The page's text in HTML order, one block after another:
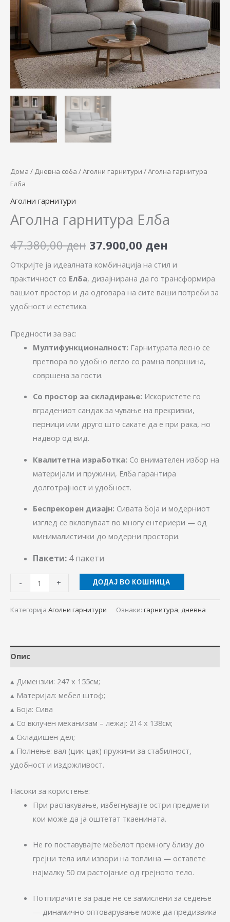
Дома / Дневна соба /Аголни гарнитури / Аголна гарнитура
Елба
Аголни гарнитури
Аголна гарнитура Елба
47.380,00ден 37.900,00 ден
Откријте ја идеалната комбинација на стил и
практичност со Елба, дизајнирана да го трансформира
вашиот простор и да одговара на сите ваши потреби за
удобност и естетика.
Предности за вас:
Мултифункционалност: Гарнитурата лесно се
претвора во удобно легло со рамна површина,
совршена за гости.
Со простор за складирање: Искористете го
вградениот сандак за чување на прекривки,
перници или друго што сакате да е при рака, но
надвор од вид.
Квалитетна изработка: Со внимателен избор на
материјали и пружини, Елба гарантира
долготрајност и удобност.
Беспрекорен дизајн: Сивата боја и модерниот
изглед се вклопуваат во многу ентериери — од
минималистички до модерни простори.
Пакети:4 пакети
- + ДОДАЈ ВО КОШНИЦА
Категорија Аголни гарнитури Ознаки: гарнитура, дневна
Опис
▴ Димензии: 247 х 155см;
▴ Материјал: мебел штоф;
▴ Боја: Сива
▴ Со вклучен механизам – лежај: 214 x 138см;
▴ Складишен дел;
▴ Полнење: вал (цик-цак) пружини за стабилност,
удобност и издржливост.
Насоки за користење:
При распакување, избегнувајте остри предмети
кои може да ја оштетат ткаенината.
Не го поставувајте мебелот премногу близу до
грејни тела или извори на топлина — оставете
најмалку 50 см растојание од грејното тело.
Потпирачите за раце не се замислени за седење
— динамично оптоварување може да предизвика